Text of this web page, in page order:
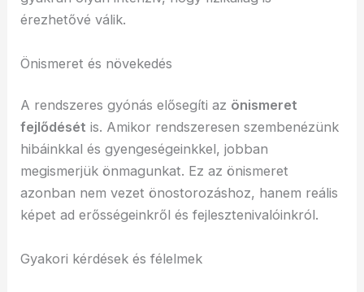
érezhetővé válik.
Önismeret és növekedés
A rendszeres gyónás elősegíti az önismeret
fejlődését is. Amikor rendszeresen szembenézünk
hibáinkkal és gyengeségeinkkel, jobban
megismerjük önmagunkat. Ez az önismeret
azonban nem vezet önostorozáshoz, hanem reális
képet ad erősségeinkről és fejlesztenivalóinkról.
Gyakori kérdések és félelmek